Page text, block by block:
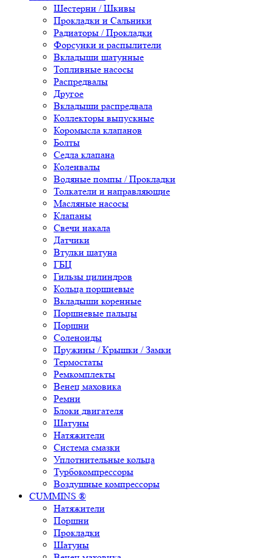
Шестерни / Шкивы
Прокладки и Сальники
Радиаторы / Прокладки
Форсунки и распылители
Вкладыши шатунные
Топливные насосы
Распредвалы
Другое
Вкладыши распредвала
Коллекторы выпускные
Коромысла клапанов
Болты
Седла клапана
Коленвалы
Водяные помпы / Прокладки
Толкатели и направляющие
Масляные насосы
Клапаны
Свечи накала
Датчики
Втулки шатуна
ГБЦ
Гильзы цилиндров
Кольца поршневые
Вкладыши коренные
Поршневые пальцы
Поршни
Соленоиды
Пружины / Крышки / Замки
Термостаты
Ремкомплекты
Венец маховика
Ремни
Блоки двигателя
Шатуны
Натяжители
Система смазки
Уплотнительные кольца
Турбокомпрессоры
Воздушные компрессоры
CUMMINS ®
Натяжители
Поршни
Прокладки
Шатуны